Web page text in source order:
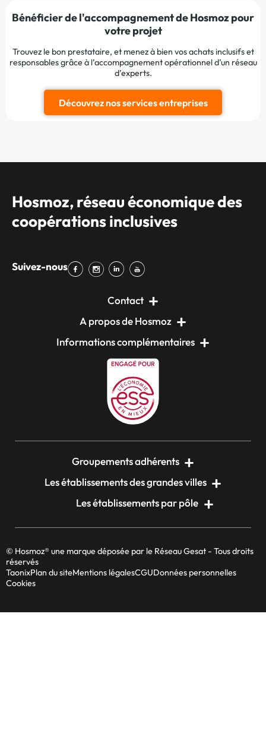
Bénéficier de l'accompagnement de Hosmoz pour
votre projet
Trouvez le bon prestataire, et menez à bien vos achats inclusifs et
responsables grâce à l’accompagnement opérationnel d’un réseau
d’experts.
Découvrez nos services entreprises
Hosmoz, réseau économique des
coopérations inclusives
Suivez-nous
Contact
A propos de Hosmoz
Informations complémentaires
Groupements adhérents
Les établissements des grandes villes
Les établissements par pôle
© Hosmoz® une marque déposée par le Réseau Gesat - Tous droits
réservés
TaonixPlan du siteMentions légalesCGUDonnées personnelles
Cookies